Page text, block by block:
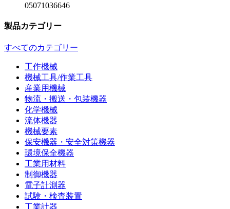
05071036646
製品カテゴリー
すべてのカテゴリー
工作機械
機械工具/作業工具
産業用機械
物流・搬送・包装機器
化学機械
流体機器
機械要素
保安機器・安全対策機器
環境保全機器
工業用材料
制御機器
電子計測器
試験・検査装置
工業計器